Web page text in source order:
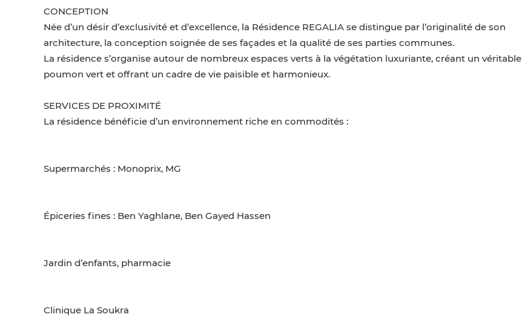
CONCEPTION
Née d’un désir d’exclusivité et d’excellence, la Résidence REGALIA se distingue par l’originalité de son
architecture, la conception soignée de ses façades et la qualité de ses parties communes.
La résidence s’organise autour de nombreux espaces verts à la végétation luxuriante, créant un véritable
poumon vert et offrant un cadre de vie paisible et harmonieux.
SERVICES DE PROXIMITÉ
La résidence bénéficie d’un environnement riche en commodités :
Supermarchés : Monoprix, MG
Épiceries fines : Ben Yaghlane, Ben Gayed Hassen
Jardin d’enfants, pharmacie
Clinique La Soukra